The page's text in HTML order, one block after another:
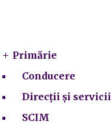
Primărie
Conducere
Direcții și servicii
SCIM